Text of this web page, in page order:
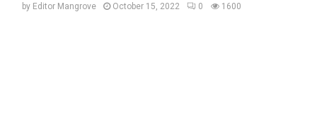
by Editor Mangrove October 15, 2022 0 1600